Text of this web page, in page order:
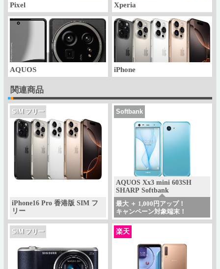
Pixel Xperia
AQUOS iPhone
関連商品
SIM フリー
iPhone16 Pro 香港版 SIM フ
リー
Softbank
AQUOS Xx3 mini 603SH
SHARP Softbank
最大 ＋ 1,000円アップ！
キャンペーン対象端末！
SIM フリー 楽天